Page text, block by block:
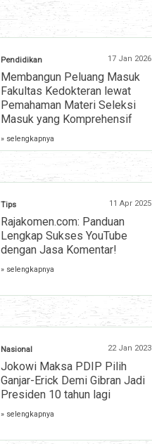
Pendidikan 17 Jan 2026
Membangun Peluang Masuk
Fakultas Kedokteran lewat
Pemahaman Materi Seleksi
Masuk yang Komprehensif
» selengkapnya
Tips 11 Apr 2025
Rajakomen.com: Panduan
Lengkap Sukses YouTube
dengan Jasa Komentar!
» selengkapnya
Nasional 22 Jan 2023
Jokowi Maksa PDIP Pilih
Ganjar-Erick Demi Gibran Jadi
Presiden 10 tahun lagi
» selengkapnya